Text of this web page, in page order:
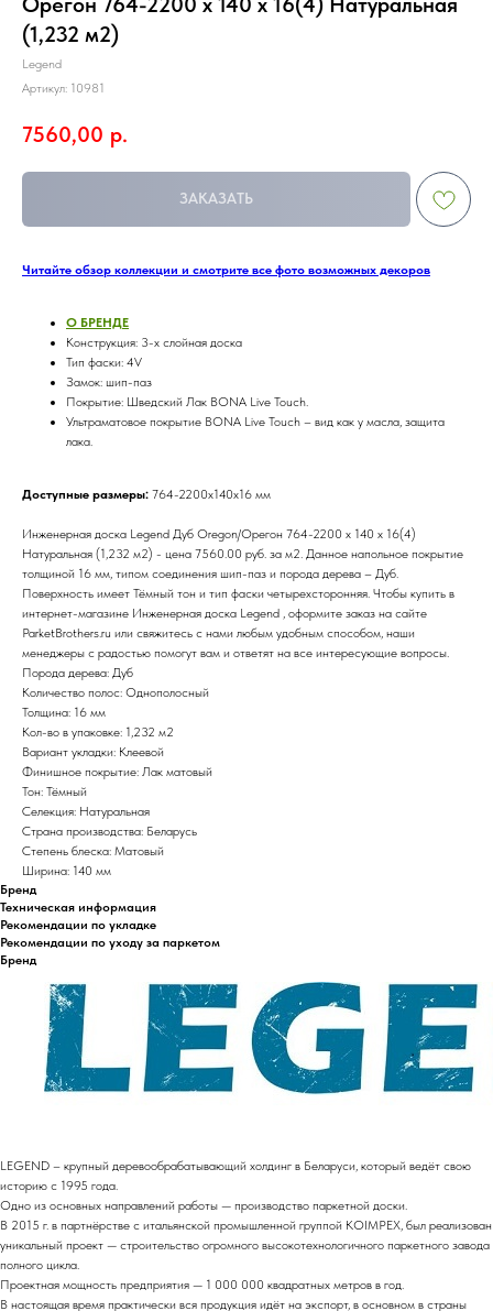
(1,232 м2)
Legend
Артикул: 10981
7560,00 р.
ЗАКАЗАТЬ
Читайте обзор коллекции и смотрите все фото возможных декоров
О БРЕНДE
Конструкция: 3-х слойная доска
Тип фаски: 4V
Замок: шип-паз
Покрытие: Шведский Лак BONA Live Touch.
Ультраматовое покрытие BONA Live Touch – вид как у масла, защита
лака.
Доступные размеры: 764-2200х140х16 мм
Инженерная доска Legend Дуб Oregon/Орегон 764-2200 х 140 х 16(4)
Натуральная (1,232 м2) - цена 7560.00 руб. за м2. Данное напольное покрытие
толщиной 16 мм, типом соединения шип-паз и порода дерева – Дуб.
Поверхность имеет Тёмный тон и тип фаски четырехсторонняя. Чтобы купить в
интернет-магазине Инженерная доска Legend , оформите заказ на сайте
ParketBrothers.ru или свяжитесь с нами любым удобным способом, наши
менеджеры с радостью помогут вам и ответят на все интересующие вопросы.
Порода дерева: Дуб
Количество полос: Однополосный
Толщина: 16 мм
Кол-во в упаковке: 1,232 м2
Вариант укладки: Клеевой
Финишное покрытие: Лак матовый
Тон: Тёмный
Селекция: Натуральная
Страна производства: Беларусь
Степень блеска: Матовый
Ширина: 140 мм
Бренд
Техническая информация
Рекомендации по укладке
Рекомендации по уходу за паркетом
Бренд
LEGEND – крупный деревообрабатывающий холдинг в Беларуси, который ведёт свою
историю с 1995 года.
Одно из основных направлений работы — производство паркетной доски.
В 2015 г. в партнёрстве с итальянской промышленной группой KOIMPEX, был реализован
уникальный проект — строительство огромного высокотехнологичного паркетного завода
полного цикла.
Проектная мощность предприятия — 1 000 000 квадратных метров в год.
В настоящая время практически вся продукция идёт на экспорт, в основном в страны